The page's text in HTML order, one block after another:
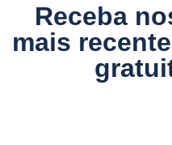
Receba
mais